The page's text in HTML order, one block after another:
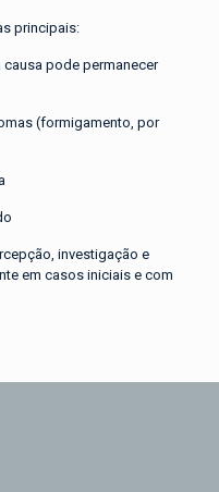
principais:
pode permanecer
(formigamento, por
investigação e
em casos iniciais e com